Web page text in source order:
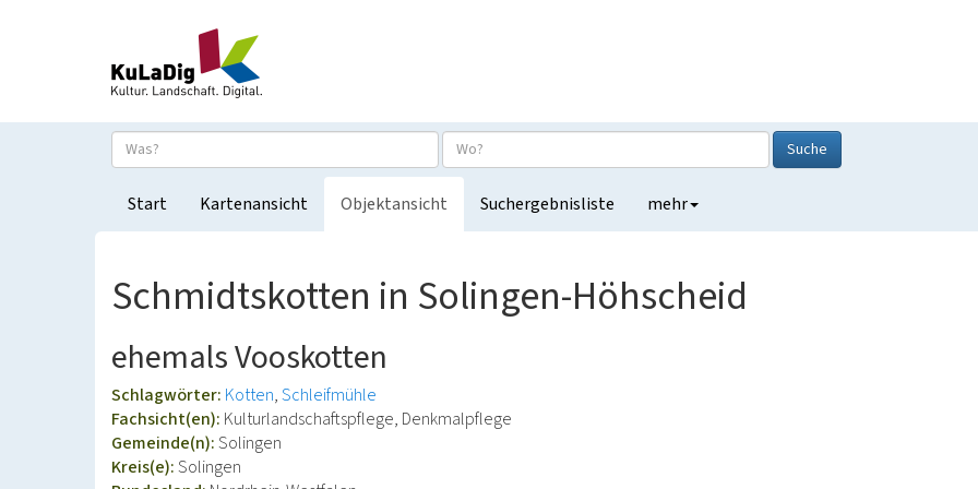
Suche
Start Kartenansicht Objektansicht Suchergebnisliste mehr
Schmidtskotten in Solingen-Höhscheid
ehemals Vooskotten
Schlagwörter: Kotten Schleifmühle
Fachsicht(en): Kulturlandschaftspflege, Denkmalpflege
Gemeinde(n):Solingen
Kreis(e):Solingen